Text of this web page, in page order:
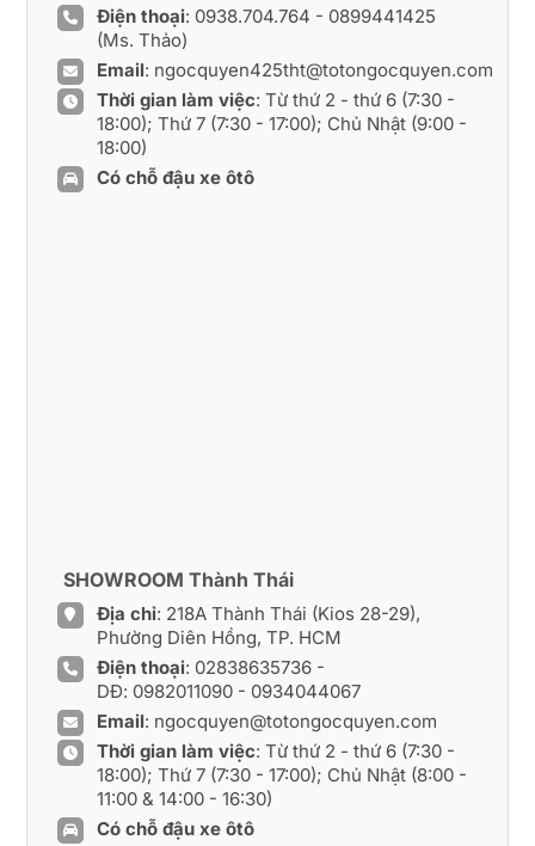
Điện thoại: 0938.704.764 - 0899441425
(Ms. Thảo)
Email: ngocquyen425tht@totongocquyen.com
Thời gian làm việc: Từ thứ 2 - thứ 6 (7:30 -
18:00); Thứ 7 (7:30 - 17:00); Chủ Nhật (9:00 -
18:00)
Có chỗ đậu xe ôtô
SHOWROOM Thành Thái
Địa chỉ: 218A Thành Thái (Kios 28-29),
Phường Diên Hồng, TP. HCM
Điện thoại: 02838635736 -
DĐ: 0982011090- 0934044067
Email: ngocquyen@totongocquyen.com
Thời gian làm việc: Từ thứ 2 - thứ 6 (7:30 -
18:00); Thứ 7 (7:30 - 17:00); Chủ Nhật (8:00 -
11:00 & 14:00 - 16:30)
Có chỗ đậu xe ôtô